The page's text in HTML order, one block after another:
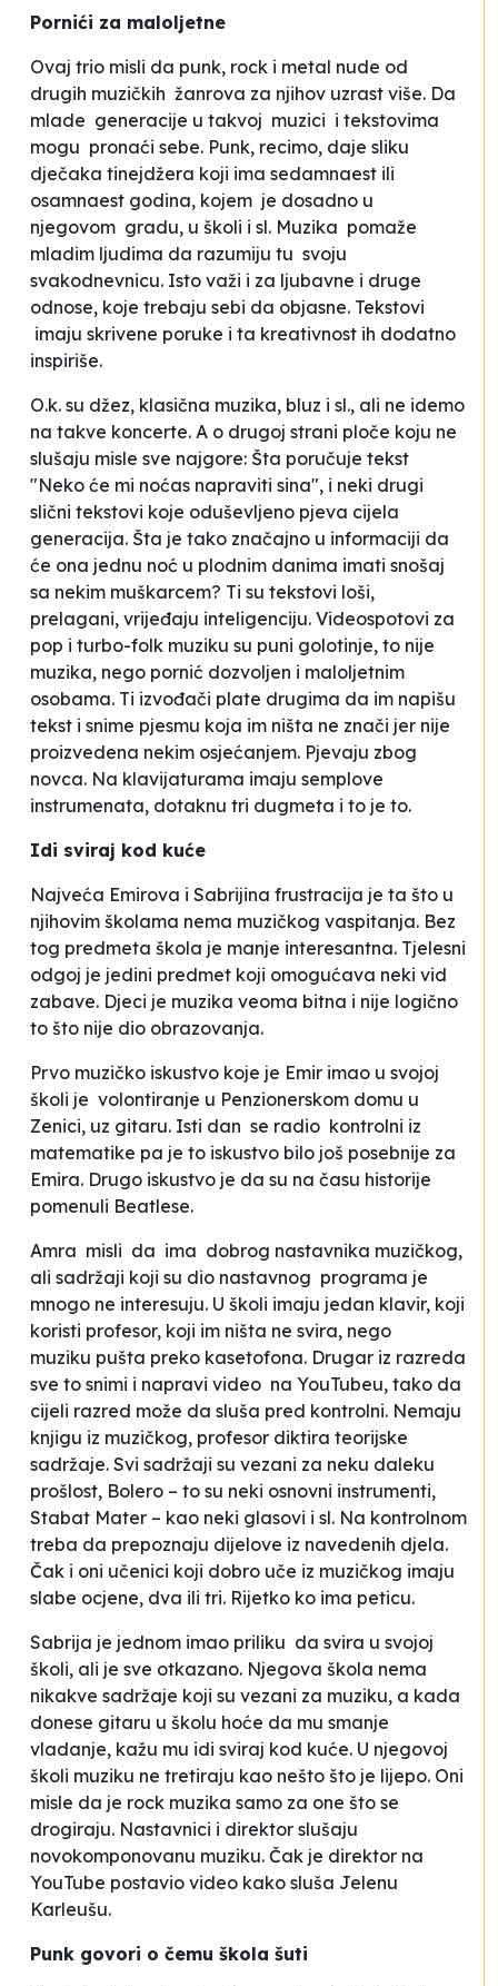
Pornići za maloljetne
Ovaj trio misli da punk, rock i metal nude od
drugih muzičkih žanrova za njihov uzrast više. Da
mlade generacije u takvoj muzici i tekstovima
mogu pronaći sebe. Punk, recimo, daje sliku
dječaka tinejdžera koji ima sedamnaest ili
osamnaest godina, kojem je dosadno u
njegovom gradu, u školi i sl. Muzika pomaže
mladim ljudima da razumiju tu svoju
svakodnevnicu. Isto važi i za ljubavne i druge
odnose, koje trebaju sebi da objasne. Tekstovi
imaju skrivene poruke i ta kreativnost ih dodatno
inspiriše.
O.k. su džez, klasična muzika, bluz i sl., ali ne idemo
na takve koncerte. A o drugoj strani ploče koju ne
slušaju misle sve najgore: Šta poručuje tekst
"Neko će mi noćas napraviti sina", i neki drugi
slični tekstovi koje oduševljeno pjeva cijela
generacija. Šta je tako značajno u informaciji da
će ona jednu noć u plodnim danima imati snošaj
sa nekim muškarcem? Ti su tekstovi loši,
prelagani, vrijeđaju inteligenciju. Videospotovi za
pop i turbo-folk muziku su puni golotinje, to nije
muzika, nego pornić dozvoljen i maloljetnim
osobama. Ti izvođači plate drugima da im napišu
tekst i snime pjesmu koja im ništa ne znači jer nije
proizvedena nekim osjećanjem. Pjevaju zbog
novca. Na klavijaturama imaju semplove
instrumenata, dotaknu tri dugmeta i to je to.
Idi sviraj kod kuće
Najveća Emirova i Sabrijina frustracija je ta što u
njihovim školama nema muzičkog vaspitanja. Bez
tog predmeta škola je manje interesantna. Tjelesni
odgoj je jedini predmet koji omogućava neki vid
zabave. Djeci je muzika veoma bitna i nije logično
to što nije dio obrazovanja.
Prvo muzičko iskustvo koje je Emir imao u svojoj
školi je volontiranje u Penzionerskom domu u
Zenici, uz gitaru. Isti dan se radio kontrolni iz
matematike pa je to iskustvo bilo još posebnije za
Emira. Drugo iskustvo je da su na času historije
pomenuli Beatlese.
Amra misli da ima dobrog nastavnika muzičkog,
ali sadržaji koji su dio nastavnog programa je
mnogo ne interesuju. U školi imaju jedan klavir, koji
koristi profesor, koji im ništa ne svira, nego
muziku pušta preko kasetofona. Drugar iz razreda
sve to snimi i napravi video na YouTubeu, tako da
cijeli razred može da sluša pred kontrolni. Nemaju
knjigu iz muzičkog, profesor diktira teorijske
sadržaje. Svi sadržaji su vezani za neku daleku
prošlost, Bolero – to su neki osnovni instrumenti,
Stabat Mater – kao neki glasovi i sl. Na kontrolnom
treba da prepoznaju dijelove iz navedenih djela.
Čak i oni učenici koji dobro uče iz muzičkog imaju
slabe ocjene, dva ili tri. Rijetko ko ima peticu.
Sabrija je jednom imao priliku da svira u svojoj
školi, ali je sve otkazano. Njegova škola nema
nikakve sadržaje koji su vezani za muziku, a kada
donese gitaru u školu hoće da mu smanje
vladanje, kažu mu idi sviraj kod kuće. U njegovoj
školi muziku ne tretiraju kao nešto što je lijepo. Oni
misle da je rock muzika samo za one što se
drogiraju. Nastavnici i direktor slušaju
novokomponovanu muziku. Čak je direktor na
YouTube postavio video kako sluša Jelenu
Karleušu.
Punk govori o čemu škola šuti